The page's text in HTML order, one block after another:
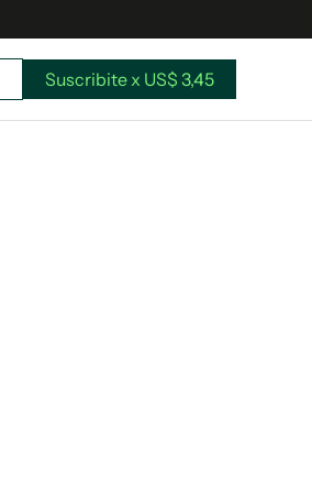
Suscribite x US$ 3,45